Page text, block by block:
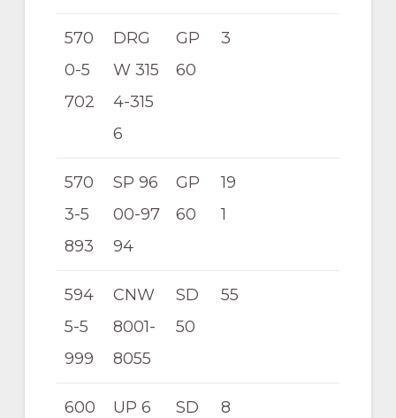
570
0-5
702
DRG
W 315
4-315
6
GP
60
3
570
3-5
893
SP 96
00-97
94
GP
60
19
1
594
5-5
999
CNW
8001-
8055
SD
50
55
600
UP 6
SD
8